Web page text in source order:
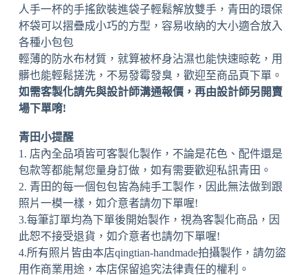
人手一杯的手搖飲裝進袋子輕鬆解放雙手，青田的環保
杯袋可以摺疊成小巧的方型，容易收納的大小適合放入
各種小包包
輕薄的防水布材質，就算被杯身沾濕也能快速晾乾，用
髒也能輕鬆搓洗，不易發霉發臭，歡迎至商品頁下單。
如需客製化請先與設計師溝通報價，再由設計師另開賣
場下單唷!
青田小提醒
1. 店內全品項皆可客製化製作，不論是花色、配件還是
包款等都能幫您量身訂做，如有需要歡迎私訊青田。
2. 青田的每一個包包皆為純手工製作，因此無法做到跟
照片一模一樣，如介意者請勿下單喔!
3.每筆訂單均為下單後開始製作，視為客製化商品，因
此恕不接受退貨，如介意者也請勿下單喔!
4.所有照片皆由本店qingtian-handmade拍攝製作，請勿盜
用作商業用途，本店保留追究法律責任的權利。